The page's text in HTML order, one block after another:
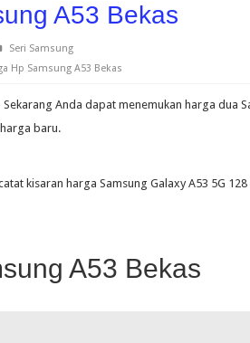
A53 Bekas
Seri Samsung
Hp Samsung A53 Bekas
Sekarang Anda dapat menemukan harga dua
baru.
kisaran harga Samsung Galaxy A53 5G
A53 Bekas